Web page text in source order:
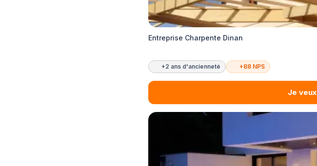
Entreprise Charpente Dinan
+2 ans d'ancienneté +88 NPS
Je